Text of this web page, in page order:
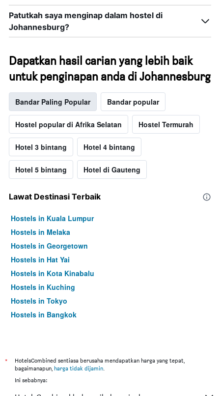
Patutkah saya menginap dalam hostel di
Johannesburg?
Dapatkan hasil carian yang lebih baik
untuk penginapan anda di Johannesburg
Bandar Paling Popular Bandar popular
Hostel popular di Afrika Selatan Hostel Termurah
Hotel 3 bintang Hotel 4 bintang
Hotel 5 bintang Hotel di Gauteng
Lawat Destinasi Terbaik
Hostels in Kuala Lumpur
Hostels in Melaka
Hostels in Georgetown
Hostels in Hat Yai
Hostels in Kota Kinabalu
Hostels in Kuching
Hostels in Tokyo
Hostels in Bangkok
*
HotelsCombined sentiasa berusaha mendapatkan harga yang tepat,
bagaimanapun, harga tidak dijamin.
Ini sebabnya: